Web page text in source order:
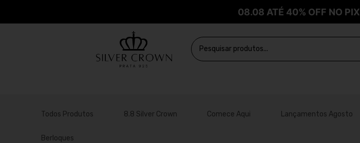
08.08 ATÉ 40% OFF NO PIX
Todos Produtos 8.8 Silver Crown Comece Aqui Lançamentos Agosto
Berloques